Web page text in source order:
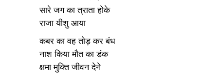
सारे जग का त्राता होके
राजा यीशु आया
कबर का वह तोड़ कर बंध
नाश किया मौत का डंक
क्षमा मुक्ति जीवन देने